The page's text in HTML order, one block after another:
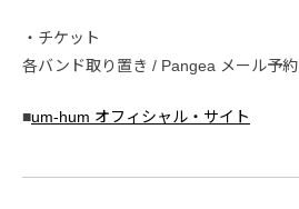
・チケット
各バンド取り置き / Pangea メール予約
■um-hum オフィシャル・サイト